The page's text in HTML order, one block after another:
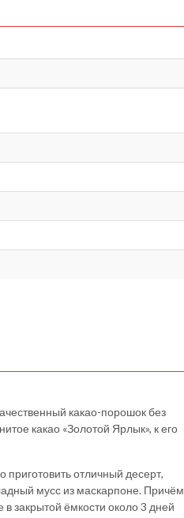
какао-порошок без
какао «Золотой Ярлык», к его
приготовить отличный десерт,
мусс из маскарпоне. Причём
в закрытой ёмкости около 3 дней